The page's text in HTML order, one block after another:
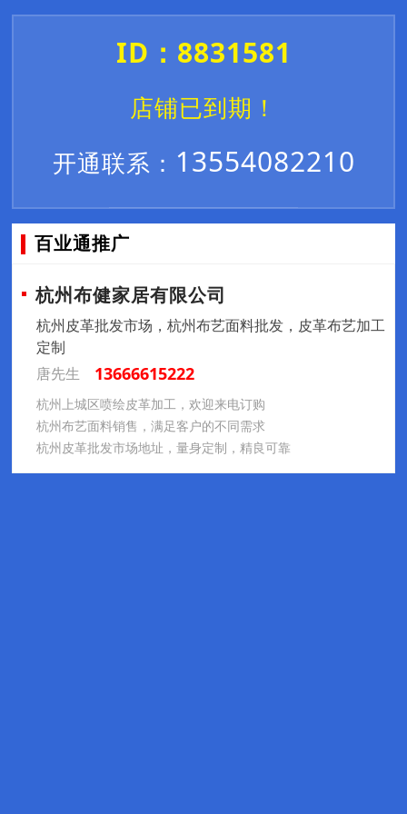
ID：8831581
店铺已到期！
开通联系： 13554082210
百业通推广
杭州布健家居有限公司
杭州皮革批发市场，杭州布艺面料批发，皮革布艺加工
定制
唐先生
13666615222
杭州上城区喷绘皮革加工，欢迎来电订购
杭州布艺面料销售，满足客户的不同需求
杭州皮革批发市场地址，量身定制，精良可靠